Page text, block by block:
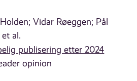
Vidar Røeggen; Pål
et al.
publisering etter 2024
opinion